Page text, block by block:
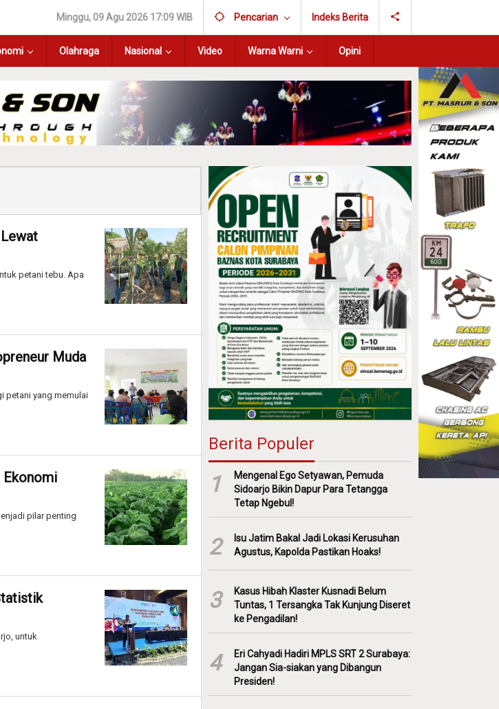
Minggu, 09 Agu 2026 17:09 WIB Pencarian Indeks Berita
Olahraga Nasional Video Warna Warni Opini
petani tebu. Apa
Muda
petani yang memulai
Ekonomi
pilar penting
untuk
Berita Populer
1
Mengenal Ego Setyawan, Pemuda
Sidoarjo Bikin Dapur Para Tetangga
Tetap Ngebul!
2
Isu Jatim Bakal Jadi Lokasi Kerusuhan
Agustus, Kapolda Pastikan Hoaks!
3
Kasus Hibah Klaster Kusnadi Belum
Tuntas, 1 Tersangka Tak Kunjung Diseret
ke Pengadilan!
4
Eri Cahyadi Hadiri MPLS SRT 2 Surabaya:
Jangan Sia-siakan yang Dibangun
Presiden!